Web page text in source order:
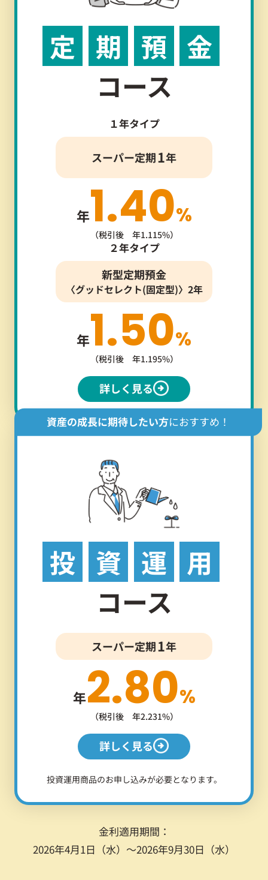
定 期 預 金
コース
１年タイプ
スーパー定期1年
年1.40%
（税引後 年1.115%）
２年タイプ
新型定期預金
〈グッドセレクト(固定型)〉2年
年1.50%
（税引後 年1.195%）
詳しく見る
資産の成長に期待したい方におすすめ！
投 資 運 用
コース
スーパー定期1年
年2.80%
（税引後 年2.231%）
詳しく見る
投資運用商品のお申し込みが必要となります。
金利適用期間：
2026年4月1日（水）～2026年9月30日（水）